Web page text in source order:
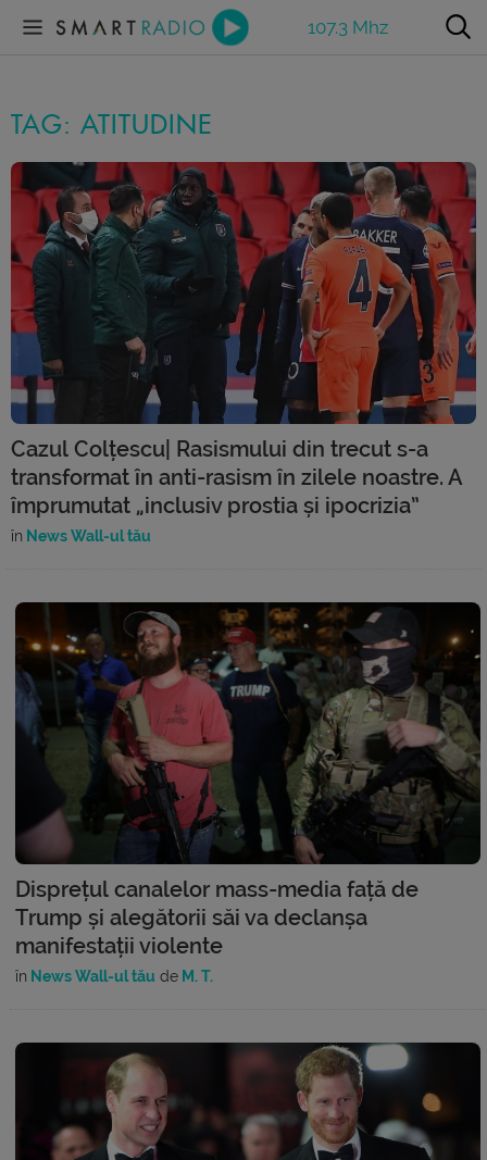
107.3 Mhz
TAG: ATITUDINE
Cazul Colțescu| Rasismului din trecut s-a
transformat în anti-rasism în zilele noastre. A
împrumutat „inclusiv prostia și ipocrizia”
în News Wall-ul tău
Disprețul canalelor mass-media față de
Trump și alegătorii săi va declanșa
manifestații violente
în News Wall-ul tău de M. T.